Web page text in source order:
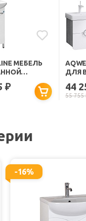
МЕБЕЛЬ
55
₽
ДЛЯ
44
55 755
-16%